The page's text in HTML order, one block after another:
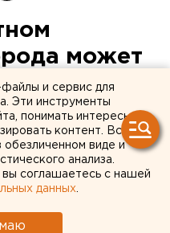
может
и сервис для
Эти инструменты
понимать интересы
контент. Вся
виде и
анализа.
вы соглашаетесь с нашей
данных